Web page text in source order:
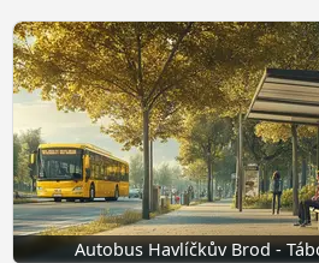
Autobus Havlíčkův Brod -